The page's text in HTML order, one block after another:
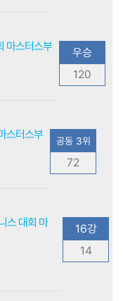
마스터스부
우승
120
스터스부
공동 3위
72
스 대회 마
16강
14